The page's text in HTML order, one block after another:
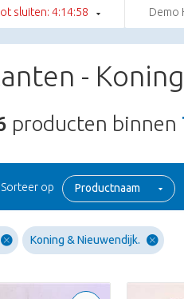
sluiten: 4:14:57 Demo
-
producten binnen
Sorteer op Productnaam
Koning & Nieuwendijk.